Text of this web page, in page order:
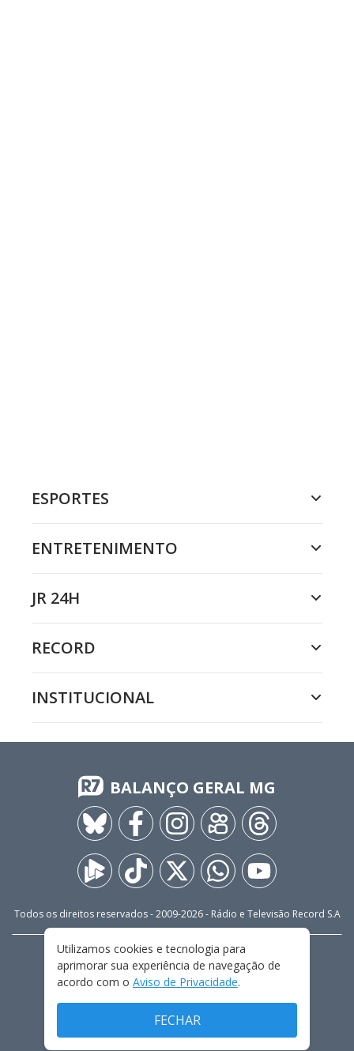
ESPORTES
ENTRETENIMENTO
JR 24H
RECORD
INSTITUCIONAL
BALANÇO GERAL MG
Todos os direitos reservados - 2009-2026- Rádio e Televisão Record S.A
FALE CONOSCO
PRIVACIDADE
TERMOS E CONDIÇÕES DE USO
Utilizamos cookies e tecnologia para
aprimorar sua experiência de navegação de
acordo com o Aviso de Privacidade.
FECHAR